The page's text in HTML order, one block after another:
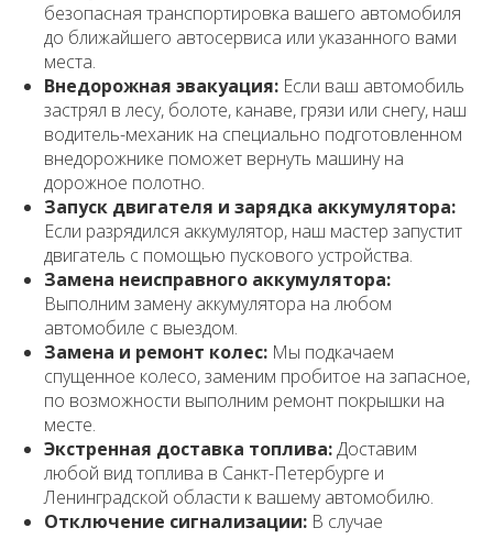
безопасная транспортировка вашего автомобиля
до ближайшего автосервиса или указанного вами
места.
Внедорожная эвакуация: Если ваш автомобиль
застрял в лесу, болоте, канаве, грязи или снегу, наш
водитель-механик на специально подготовленном
внедорожнике поможет вернуть машину на
дорожное полотно.
Запуск двигателя и зарядка аккумулятора:
Если разрядился аккумулятор, наш мастер запустит
двигатель с помощью пускового устройства.
Замена неисправного аккумулятора:
Выполним замену аккумулятора на любом
автомобиле с выездом.
Замена и ремонт колес: Мы подкачаем
спущенное колесо, заменим пробитое на запасное,
по возможности выполним ремонт покрышки на
месте.
Экстренная доставка топлива:Доставим
любой вид топлива в Санкт-Петербурге и
Ленинградской области к вашему автомобилю.
Отключение сигнализации: В случае